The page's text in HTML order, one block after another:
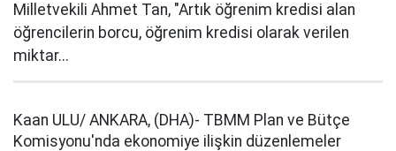
Milletvekili Ahmet Tan, "Artık öğrenim kredisi alan
öğrencilerin borcu, öğrenim kredisi olarak verilen
miktar...
Kaan ULU/ ANKARA, (DHA)- TBMM Plan ve Bütçe
Komisyonu'nda ekonomiye ilişkin düzenlemeler